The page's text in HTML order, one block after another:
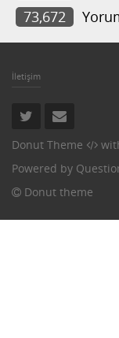
73,672
İletişim
Donut Theme
Powered by
Donut theme